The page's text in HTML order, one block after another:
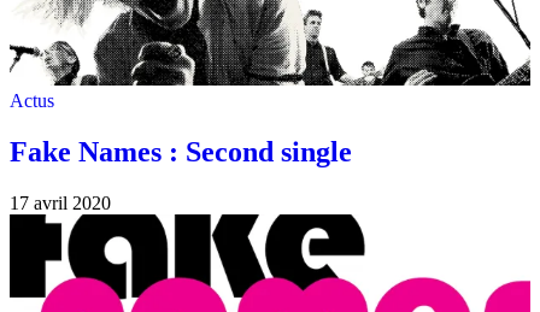
Actus
Fake Names : Second single
17 avril 2020